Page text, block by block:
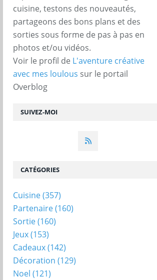
SUIVEZ-MOI
cuisine, testons des nouveautés,
partageons des bons plans et des
sorties sous forme de pas à pas en
photos et/ou vidéos.
Voir le profil de L'aventure créative
avec mes loulous sur le portail
Overblog
CATÉGORIES
Cuisine(357)
Partenaire(160)
Sortie(160)
Jeux(153)
Cadeaux(142)
Décoration (129)
Noel (121)